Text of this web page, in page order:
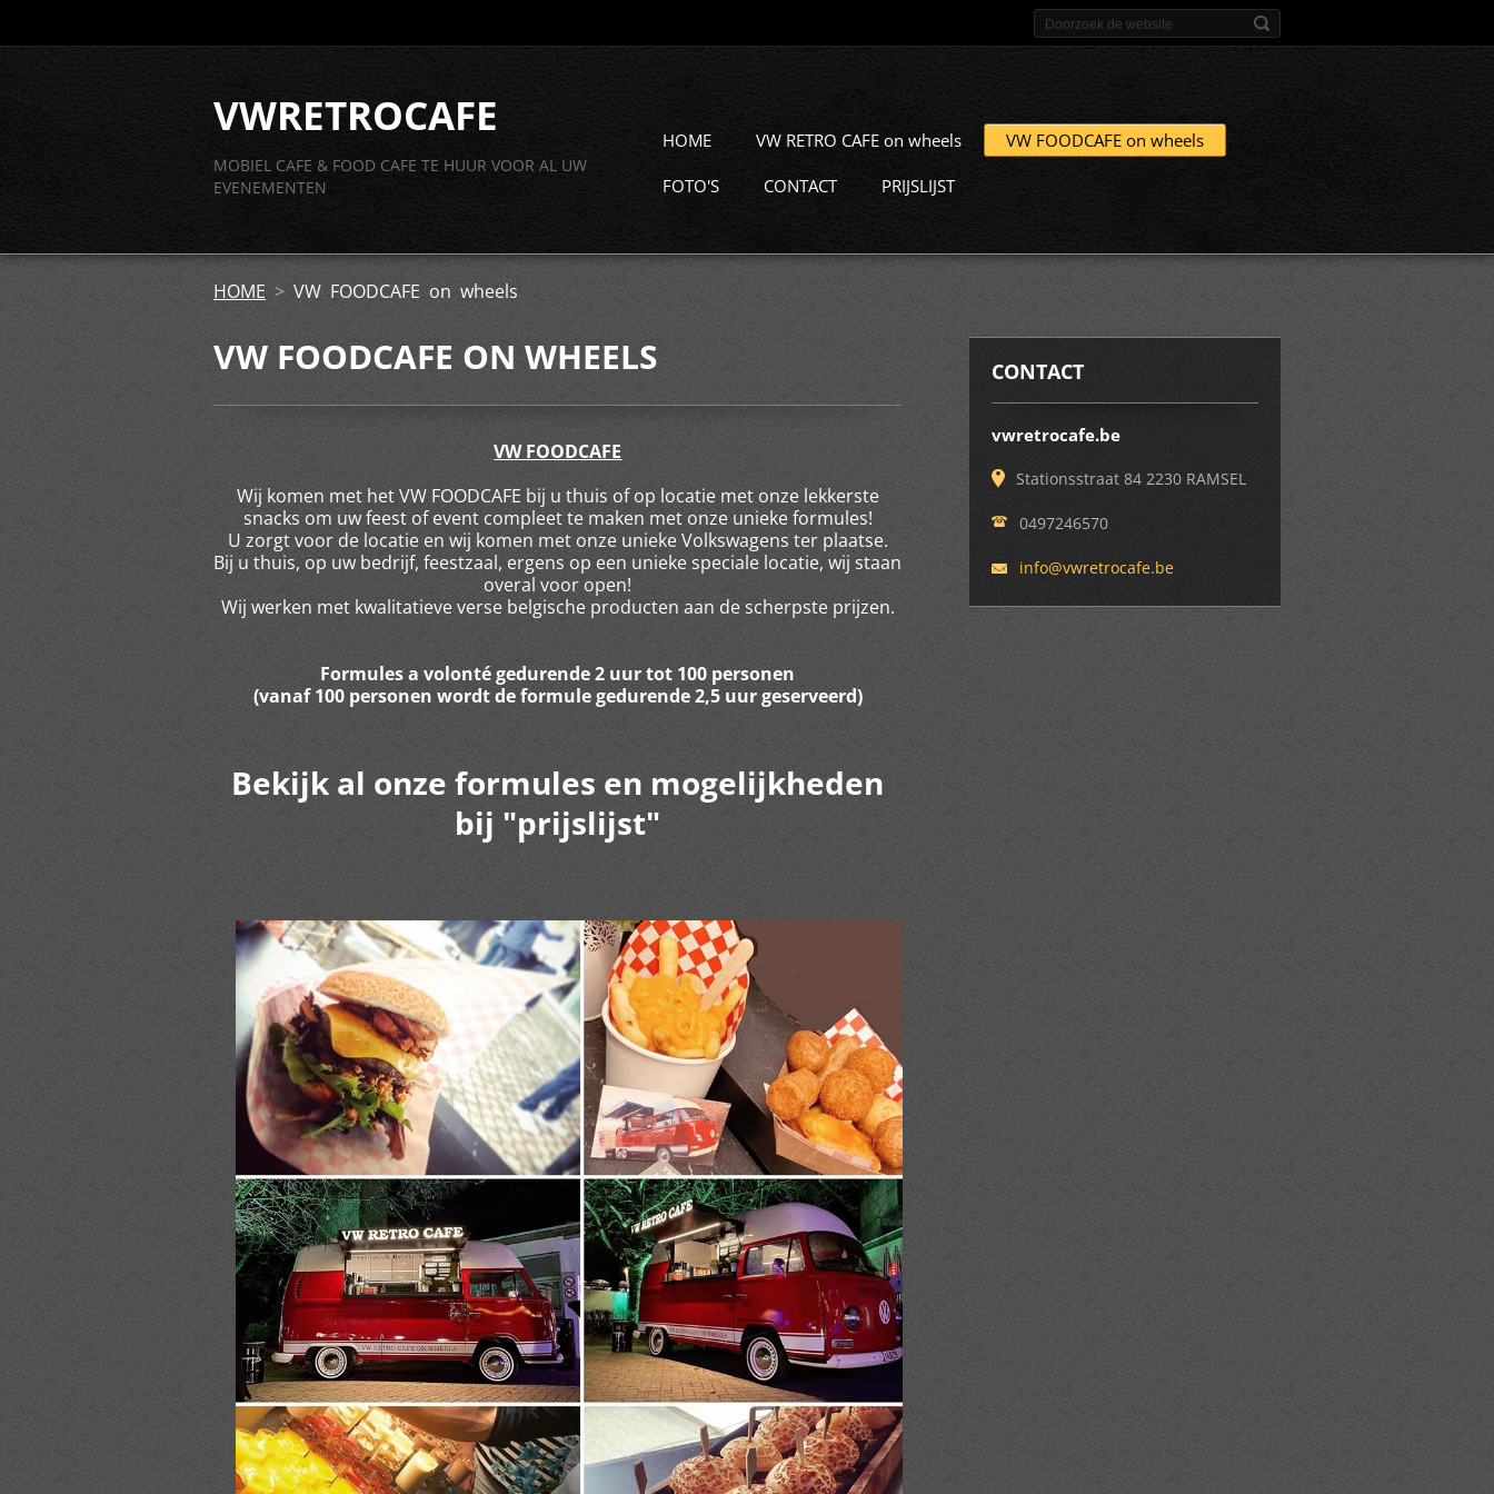
VWRETROCAFE
MOBIEL CAFE & FOOD CAFE TE HUUR VOOR AL UW
EVENEMENTEN
HOME VW RETRO CAFE on wheels VW FOODCAFE on wheels
FOTO'S CONTACT PRIJSLIJST
HOME > VW FOODCAFE on wheels
VW FOODCAFE ON WHEELS
VW FOODCAFE
Wij komen met het VW FOODCAFE bij u thuis of op locatie met onze lekkerste
snacks om uw feest of event compleet te maken met onze unieke formules!
U zorgt voor de locatie en wij komen met onze unieke Volkswagens ter plaatse.
Bij u thuis, op uw bedrijf, feestzaal, ergens op een unieke speciale locatie, wij staan
overal voor open!
Wij werken met kwalitatieve verse belgische producten aan de scherpste prijzen.
Formules a volonté gedurende 2 uur tot 100 personen
(vanaf 100 personen wordt de formule gedurende 2,5 uur geserveerd)
Bekijk al onze formules en mogelijkheden
bij "prijslijst"
CONTACT
vwretrocafe.be
Stationsstraat 84 2230 RAMSEL
0497246570
info@vwretrocafe.be